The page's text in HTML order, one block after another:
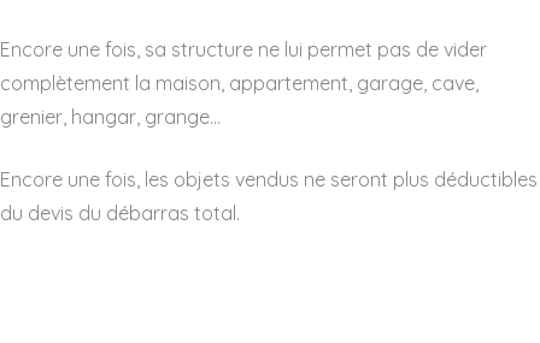
Encore une fois, sa structure ne lui permet pas de vider
complètement la maison, appartement, garage, cave,
grenier, hangar, grange…
Encore une fois, les objets vendus ne seront plus déductibles
du devis du débarras total.